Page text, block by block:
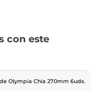
con este
Olympia Chia 270mm 6uds.